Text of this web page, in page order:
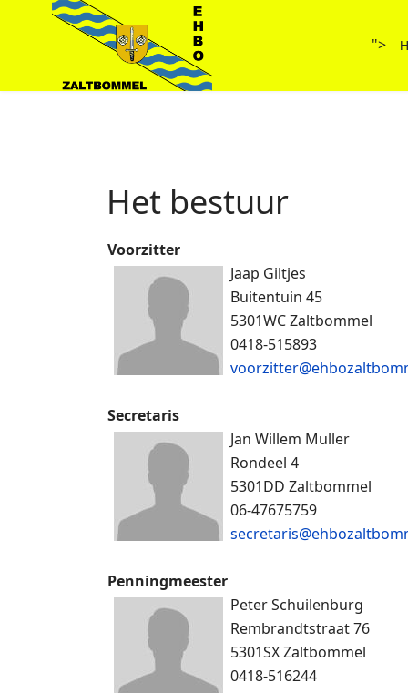
">
Het bestuur
Voorzitter
Jaap Giltjes
Buitentuin 45
5301WC Zaltbommel
0418-515893
Secretaris
Jan Willem Muller
Rondeel 4
5301DD Zaltbommel
06-47675759
Penningmeester
Peter Schuilenburg
Rembrandtstraat 76
5301SX Zaltbommel
0418-516244